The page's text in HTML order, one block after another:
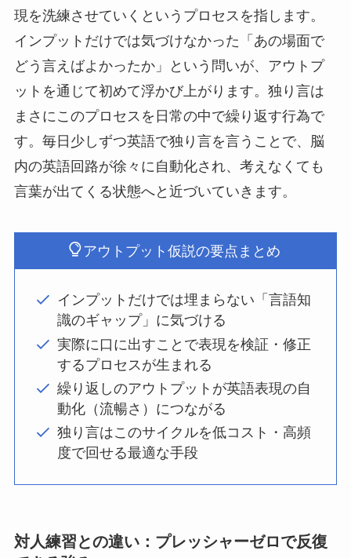
現を洗練させていくというプロセスを指します。
インプットだけでは気づけなかった「あの場面で
どう言えばよかったか」という問いが、アウトプ
ットを通じて初めて浮かび上がります。独り言は
まさにこのプロセスを日常の中で繰り返す行為で
す。毎日少しずつ英語で独り言を言うことで、脳
内の英語回路が徐々に自動化され、考えなくても
言葉が出てくる状態へと近づいていきます。
アウトプット仮説の要点まとめ
インプットだけでは埋まらない「言語知
識のギャップ」に気づける
実際に口に出すことで表現を検証・修正
するプロセスが生まれる
繰り返しのアウトプットが英語表現の自
動化（流暢さ）につながる
独り言はこのサイクルを低コスト・高頻
度で回せる最適な手段
対人練習との違い：プレッシャーゼロで反復